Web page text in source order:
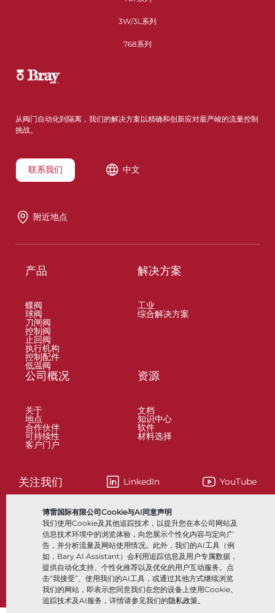
博雷国际有限公司Cookie与AI同意声明
我们使用Cookie及其他追踪技术，以提升您在本公司网站及
信息技术环境中的浏览体验，向您展示个性化内容与定向广
告，并分析流量及网站使用情况。此外，我们的AI工具（例
如，Bary AI Assistant）会利用追踪信息及用户专属数据，
提供自动化支持、个性化推荐以及优化的用户互动服务。点
击“我接受”、使用我们的AI工具，或通过其他方式继续浏览
我们的网站，即表示您同意我们在您的设备上使用Cookie、
追踪技术及AI服务，详情请参见我们的隐私政策。
3W/3L系列
768系列
从阀门自动化到隔离，我们的解决方案以精确和创新应对最严峻的流量控制
挑战。
联系我们 中文
附近地点
产品
蝶阀
球阀
刀闸阀
控制阀
止回阀
执行机构
控制配件
低温阀
解决方案
工业
综合解决方案
公司概况
关于
地点
合作伙伴
可持续性
客户门户
资源
文档
知识中心
软件
材料选择
关注我们 LinkedIn YouTube
© 2026 Bray International，保留所有权利
条款与条件 销售条款与条件隐私政策